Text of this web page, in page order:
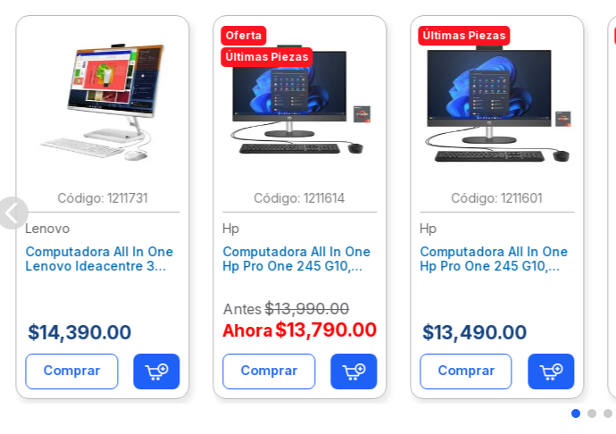
:1211731
Lenovo
Computadora All In One
Lenovo Ideacentre 3
F0G1014Ald
$14,390.00
Comprar
Oferta
Últimas Piezas
:1211614
Hp
Computadora All In One
Hp Pro One 245 G10,
Fhd, Win11Home
9P7K6La
Antes$13,990.00
Ahora$13,790.00
Comprar
Últimas Piezas
:1211601
Hp
Computadora All In One
Hp Pro One 245 G10,
9P7K5La
$13,490.00
Comprar